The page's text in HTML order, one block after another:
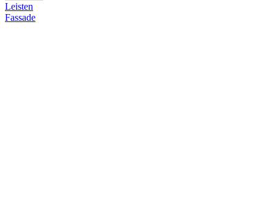
Leisten
Fassade